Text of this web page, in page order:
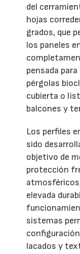
del
hojas
grados, que
los paneles
pensada
pérgolas
cubierta o
balcones y
Los perfiles
sido
objetivo de
protección
elevada
sistemas
lacados y